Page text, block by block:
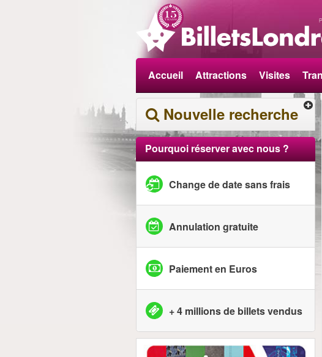
Accueil Attractions Visites
Nouvelle recherche
Pourquoi réserver avec nous ?
Change de date sans frais
Annulation gratuite
Paiement en Euros
+ 4 millions de billets vendus